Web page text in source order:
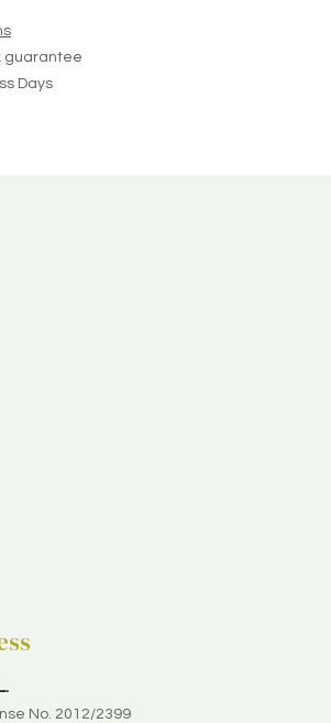
guarantee
Days
No. 2012/2399